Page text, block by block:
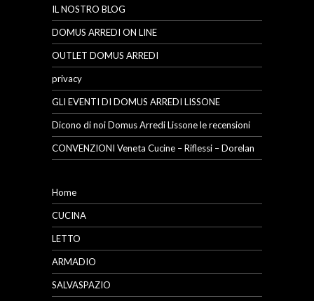
IL NOSTRO BLOG
DOMUS ARREDI ON LINE
OUTLET DOMUS ARREDI
privacy
GLI EVENTI DI DOMUS ARREDI LISSONE
Dicono di noi Domus Arredi Lissone le recensioni
CONVENZIONI Veneta Cucine – Riflessi – Dorelan
Home
CUCINA
LETTO
ARMADIO
SALVASPAZIO